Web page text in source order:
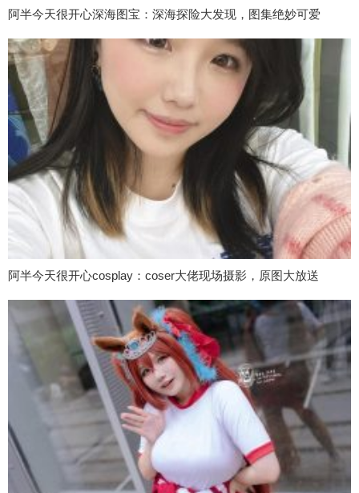
阿半今天很开心深海图宝：深海探险大发现，图集绝妙可爱
阿半今天很开心cosplay：coser大佬现场摄影，原图大放送